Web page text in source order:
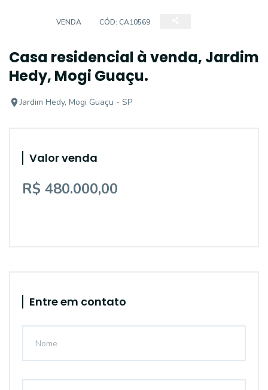
VENDA CÓD: CA10569
Casa residencial à venda, Jardim
Hedy, Mogi Guaçu.
Jardim Hedy, Mogi Guaçu - SP
Valor venda
R$ 480.000,00
Entre em contato